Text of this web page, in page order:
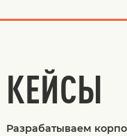
КЕЙСЫ
Разрабатываем